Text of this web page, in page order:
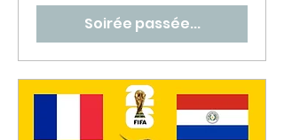
Soirée passée...